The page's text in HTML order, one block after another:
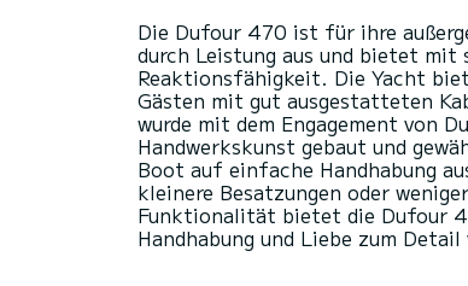
Die Dufour 470 ist für ihre
durch Leistung aus und bietet mit
Reaktionsfähigkeit. Die Yacht
Gästen mit gut ausgestatteten
wurde mit dem Engagement von
Handwerkskunst gebaut und
Boot auf einfache Handhabung
kleinere Besatzungen oder
Funktionalität bietet die Dufour